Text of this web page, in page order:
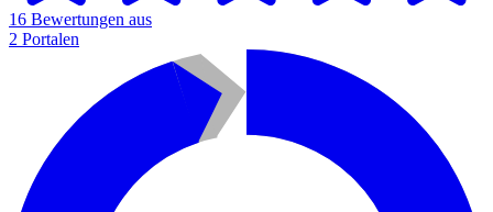
16 Bewertungen aus
2 Portalen